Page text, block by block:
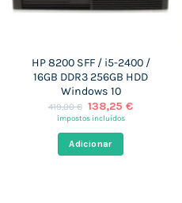
HP 8200 SFF / i5-2400 /
16GB DDR3 256GB HDD
Windows 10
419,00€ O
preço
era:
419,00 €.
138,25€O
impostos incluídos
Adicionar